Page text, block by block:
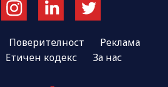
Поверителност
Реклама
Етичен кодекс За нас